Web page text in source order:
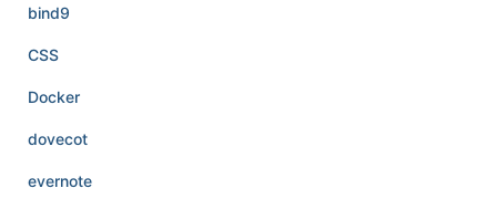
bind9
CSS
Docker
dovecot
evernote